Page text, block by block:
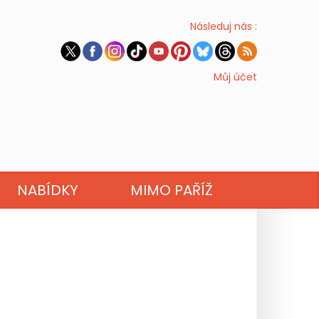
Následuj nás :
Můj účet
NABÍDKY MIMO PAŘÍŽ